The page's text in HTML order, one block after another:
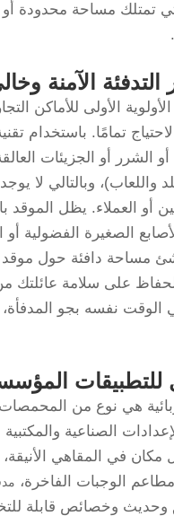
تمتلك مساحة محدودة
التدفئة الآمنة
الأولى للأماكن
تمامًا. باستخدام
أو الشرر أو الجزيئات
واللعاب)، وبالتالي لا
أو العملاء. يظل الموقد
الصغيرة الفضولية
مساحة دافئة حول
على سلامة عائلتك
الوقت نفسه بجو
للتطبيقات
هي نوع من
الصناعية
في المقاهي الأنيقة،
الوجبات الفاخرة،
وحديث وخصائص قابلة